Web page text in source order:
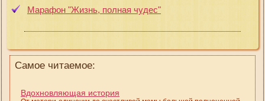
Марафон "Жизнь, полная чудес"
Самое читаемое:
Вдохновляющая история